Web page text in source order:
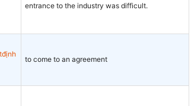
entrance to the industry was difficult.
to come to an agreement